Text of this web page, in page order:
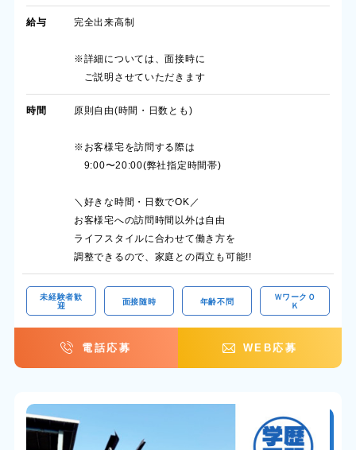
給与 完全出来高制
※詳細については、面接時に
ご説明させていただきます
時間 原則自由(時間・日数とも)
※お客様宅を訪問する際は
9:00〜20:00(弊社指定時間帯)
＼好きな時間・日数でOK／
お客様宅への訪問時間以外は自由
ライフスタイルに合わせて働き方を
調整できるので、家庭との両立も可能!!
未経験者歓
迎
面接随時 年齢不問
ＷワークＯ
Ｋ
電話応募 WEB応募